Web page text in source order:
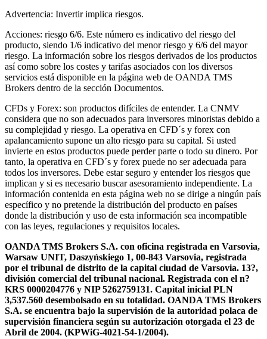
Advertencia: Invertir implica riesgos.
Acciones: riesgo 6/6. Este número es indicativo del riesgo del
producto, siendo 1/6 indicativo del menor riesgo y 6/6 del mayor
riesgo. La información sobre los riesgos derivados de los productos
así como sobre los costes y tarifas asociados con los diversos
servicios está disponible en la página web de OANDA TMS
Brokers dentro de la sección Documentos.
CFDs y Forex: son productos difíciles de entender. La CNMV
considera que no son adecuados para inversores minoristas debido a
su complejidad y riesgo. La operativa en CFD´s y forex con
apalancamiento supone un alto riesgo para su capital. Si usted
invierte en estos productos puede perder parte o todo su dinero. Por
tanto, la operativa en CFD´s y forex puede no ser adecuada para
todos los inversores. Debe estar seguro y entender los riesgos que
implican y si es necesario buscar asesoramiento independiente. La
información contenida en esta página web no se dirige a ningún país
específico y no pretende la distribución del producto en países
donde la distribución y uso de esta información sea incompatible
con las leyes, regulaciones y requisitos locales.
OANDA TMS Brokers S.A. con oficina registrada en Varsovia,
Warsaw UNIT, Daszyńskiego 1, 00-843 Varsovia, registrada
por el tribunal de distrito de la capital ciudad de Varsovia. 13?,
división comercial del tribunal nacional. Registrada con el n?
KRS 0000204776 y NIP 5262759131. Capital inicial PLN
3,537.560 desembolsado en su totalidad. OANDA TMS Brokers
S.A. se encuentra bajo la supervisión de la autoridad polaca de
supervisión financiera según su autorización otorgada el 23 de
Abril de 2004. (KPWiG-4021-54-1/2004).